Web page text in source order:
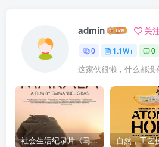
admin 关
0 1.1W+ 0
这家伙很懒，什么都没
社会生活纪录片《马加拉 Makala》下载